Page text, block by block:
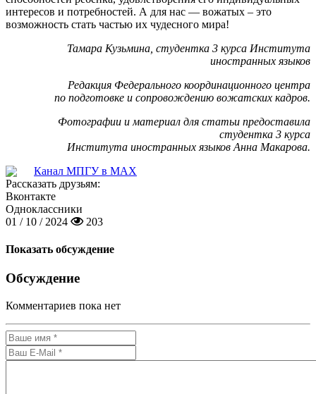
интересов и потребностей. А для нас — вожатых – это
возможность стать частью их чудесного мира!
Тамара Кузьмина, студентка 3 курса Института
иностранных языков
Редакция Федерального координационного центра
по подготовке и сопровождению вожатских кадров.
Фотографии и материал для статьи предоставила
студентка 3 курса
Института иностранных языков Анна Макарова.
Канал МПГУ в MAX
Рассказать друзьям:
Вконтакте
Одноклассники
01 / 10 / 2024
203
Показать обсуждение
Обсуждение
Комментариев пока нет